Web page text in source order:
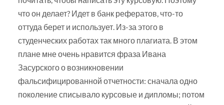
что он делает? Идет в банк рефератов, что-то
оттуда берет и использует. Из-за этого в
студенческих работах так много плагиата. В этом
плане мне очень нравится фраза Ивана
Засурского о возникновении
фальсифицированной отчетности: сначала одно
поколение списывало курсовые и дипломы; потом